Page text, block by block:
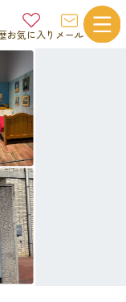
お気に入り メール